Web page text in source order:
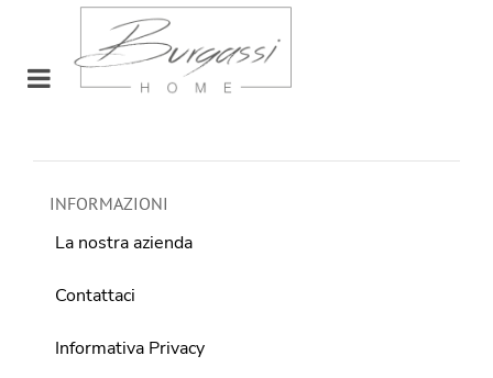
Open menu
INFORMAZIONI
La nostra azienda
Contattaci
Informativa Privacy